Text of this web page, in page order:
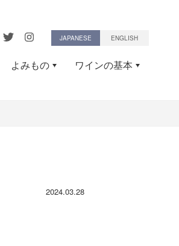
JAPANESE ENGLISH
よみもの ワインの基本
2024.03.28